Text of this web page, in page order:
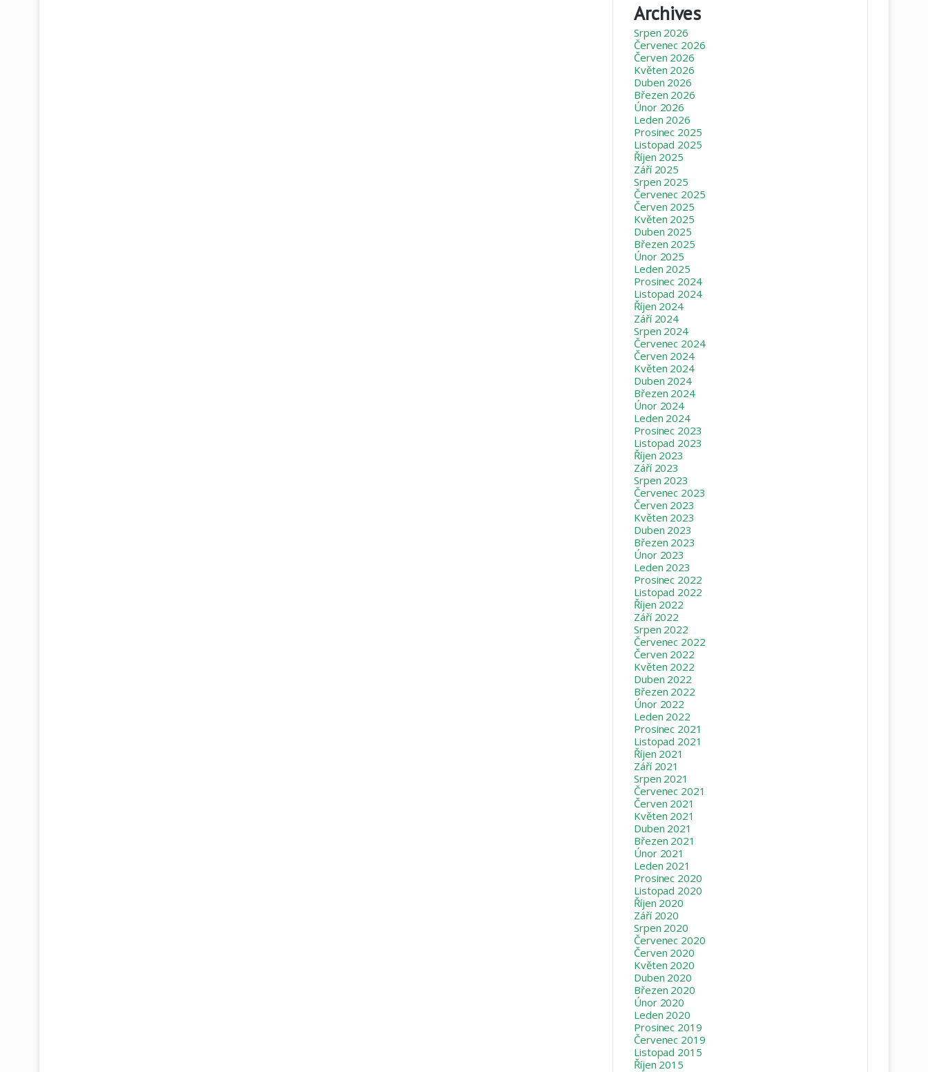
Archives
Srpen 2026
Červenec 2026
Červen 2026
Květen 2026
Duben 2026
Březen 2026
Únor 2026
Leden 2026
Prosinec 2025
Listopad 2025
Říjen 2025
Září 2025
Srpen 2025
Červenec 2025
Červen 2025
Květen 2025
Duben 2025
Březen 2025
Únor 2025
Leden 2025
Prosinec 2024
Listopad 2024
Říjen 2024
Září 2024
Srpen 2024
Červenec 2024
Červen 2024
Květen 2024
Duben 2024
Březen 2024
Únor 2024
Leden 2024
Prosinec 2023
Listopad 2023
Říjen 2023
Září 2023
Srpen 2023
Červenec 2023
Červen 2023
Květen 2023
Duben 2023
Březen 2023
Únor 2023
Leden 2023
Prosinec 2022
Listopad 2022
Říjen 2022
Září 2022
Srpen 2022
Červenec 2022
Červen 2022
Květen 2022
Duben 2022
Březen 2022
Únor 2022
Leden 2022
Prosinec 2021
Listopad 2021
Říjen 2021
Září 2021
Srpen 2021
Červenec 2021
Červen 2021
Květen 2021
Duben 2021
Březen 2021
Únor 2021
Leden 2021
Prosinec 2020
Listopad 2020
Říjen 2020
Září 2020
Srpen 2020
Červenec 2020
Červen 2020
Květen 2020
Duben 2020
Březen 2020
Únor 2020
Leden 2020
Prosinec 2019
Červenec 2019
Listopad 2015
Říjen 2015